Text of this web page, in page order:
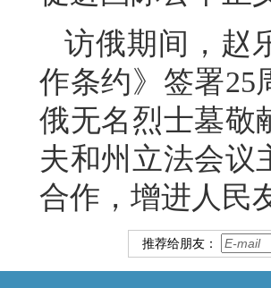
访俄期间，赵
作条约》签署25
俄无名烈士墓敬
夫和州立法会议
合作，增进人民
推荐给朋友：